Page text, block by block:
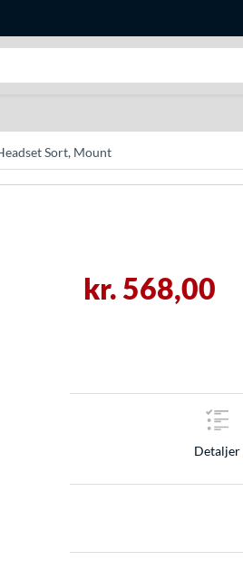
Sort, Mount
kr. 568,00
Detaljer